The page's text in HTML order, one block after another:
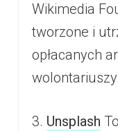
Wikimedia
tworzone i
opłacanych
wolontariuszy.
3. Unsplash